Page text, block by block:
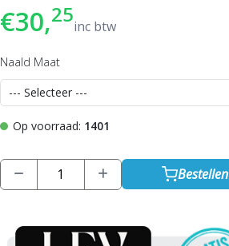
€30,25inc btw
Naald Maat
Op voorraad: 1401
Bestellen